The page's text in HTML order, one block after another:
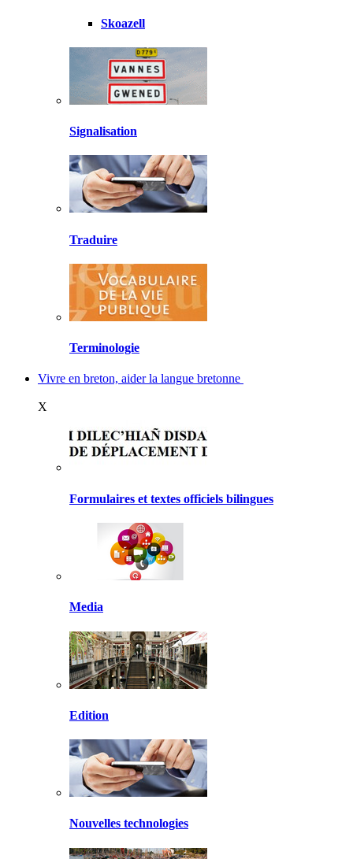
Skoazell
Signalisation
Traduire
Terminologie
Vivre en breton, aider la langue bretonne
X
Formulaires et textes officiels bilingues
Media
Edition
Nouvelles technologies